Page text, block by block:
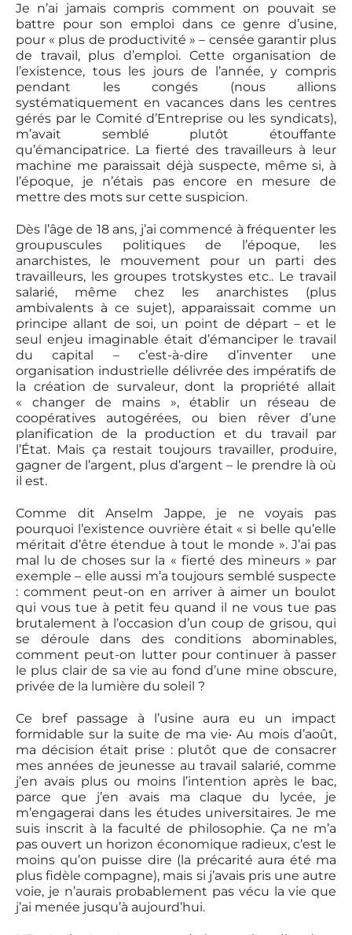
Je n’ai jamais compris comment on pouvait se
battre pour son emploi dans ce genre d’usine,
pour « plus de productivité » – censée garantir plus
de travail, plus d’emploi. Cette organisation de
l’existence, tous les jours de l’année, y compris
pendant les congés (nous allions
systématiquement en vacances dans les centres
gérés par le Comité d’Entreprise ou les syndicats),
m’avait semblé plutôt étouffante
qu’émancipatrice. La fierté des travailleurs à leur
machine me paraissait déjà suspecte, même si, à
l’époque, je n’étais pas encore en mesure de
mettre des mots sur cette suspicion.
Dès l’âge de 18 ans, j’ai commencé à fréquenter les
groupuscules politiques de l’époque, les
anarchistes, le mouvement pour un parti des
travailleurs, les groupes trotskystes etc.. Le travail
salarié, même chez les anarchistes (plus
ambivalents à ce sujet), apparaissait comme un
principe allant de soi, un point de départ – et le
seul enjeu imaginable était d’émanciper le travail
du capital – c’est-à-dire d’inventer une
organisation industrielle délivrée des impératifs de
la création de survaleur, dont la propriété allait
« changer de mains », établir un réseau de
coopératives autogérées, ou bien rêver d’une
planification de la production et du travail par
l’État. Mais ça restait toujours travailler, produire,
gagner de l’argent, plus d’argent – le prendre là où
il est.
Comme dit Anselm Jappe, je ne voyais pas
pourquoi l’existence ouvrière était « si belle qu’elle
méritait d’être étendue à tout le monde ». J’ai pas
mal lu de choses sur la « fierté des mineurs » par
exemple – elle aussi m’a toujours semblé suspecte
: comment peut-on en arriver à aimer un boulot
qui vous tue à petit feu quand il ne vous tue pas
brutalement à l’occasion d’un coup de grisou, qui
se déroule dans des conditions abominables,
comment peut-on lutter pour continuer à passer
le plus clair de sa vie au fond d’une mine obscure,
privée de la lumière du soleil ?
Ce bref passage à l’usine aura eu un impact
formidable sur la suite de ma vie‧ Au mois d’août,
ma décision était prise : plutôt que de consacrer
mes années de jeunesse au travail salarié, comme
j’en avais plus ou moins l’intention après le bac,
parce que j’en avais ma claque du lycée, je
m’engagerai dans les études universitaires. Je me
suis inscrit à la faculté de philosophie. Ça ne m’a
pas ouvert un horizon économique radieux, c’est le
moins qu’on puisse dire (la précarité aura été ma
plus fidèle compagne), mais si j’avais pris une autre
voie, je n’aurais probablement pas vécu la vie que
j’ai menée jusqu’à aujourd’hui.